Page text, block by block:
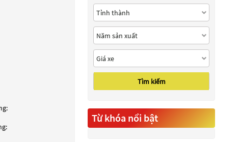
Tìm kiếm
Từ khóa nổi bật